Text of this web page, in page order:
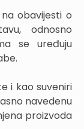
obavijesti o
odnosno
se uređuju
i kao suveniri
navedenu
proizvoda